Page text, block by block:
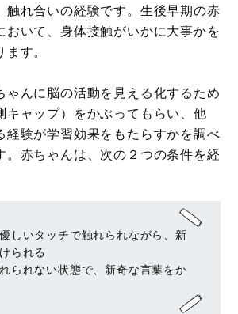
触れ合いの経験です。生後早期の赤
おいて、身体接触がいかに大事かを
す。
ゃんに脳の活動を見える化するため
キャップ）をかぶってもらい、他
経験が学習効果をもたらすかを調べ
。赤ちゃんは、次の２つの条件を経
しいタッチで触れられながら、新
られる
られない状態で、新奇な言葉をか